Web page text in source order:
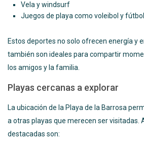
Vela y windsurf
Juegos de playa como voleibol y fútbol
Estos deportes no solo ofrecen energía y
también son ideales para compartir
los amigos y la familia.
Playas cercanas a explorar
La ubicación de la Playa de la Barrosa
a otras playas que merecen ser visitadas.
destacadas son: